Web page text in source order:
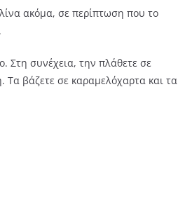
ακόμα, σε περίπτωση που το
Στη συνέχεια, την πλάθετε σε
Τα βάζετε σε καραμελόχαρτα και τα